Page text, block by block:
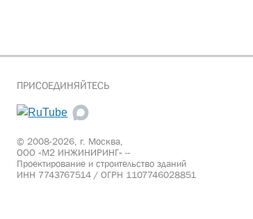
ПРИСОЕДИНЯЙТЕСЬ
© 2008-2026, г. Москва,
ООО «М2 ИНЖИНИРИНГ» --
Проектирование и строительство зданий
ИНН 7743767514 / ОГРН 1107746028851